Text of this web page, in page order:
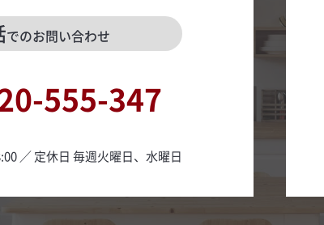
でのお問い合わせ
555-347
／ 定休日 毎週火曜日、水曜日